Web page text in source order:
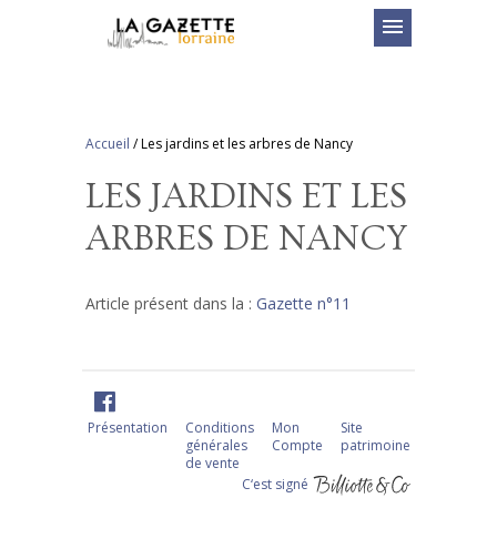
menu
Accueil /Les jardins et les arbres de Nancy
LES JARDINS ET LES
ARBRES DE NANCY
Article présent dans la : Gazette n°11
Présentation
Conditions
générales
de vente
Mon
Compte
Site
patrimoine
C‘est signé